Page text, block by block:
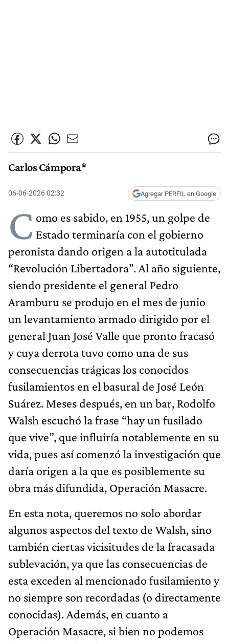
Carlos Cámpora*
06-06-2026 02:32 Agregar PERFIL en Google
C omo es sabido, en 1955, un golpe de
Estado terminaría con el gobierno
peronista dando origen a la autotitulada
“Revolución Libertadora”. Al año siguiente,
siendo presidente el general Pedro
Aramburu se produjo en el mes de junio
un levantamiento armado dirigido por el
general Juan José Valle que pronto fracasó
y cuya derrota tuvo como una de sus
consecuencias trágicas los conocidos
fusilamientos en el basural de José León
Suárez. Meses después, en un bar, Rodolfo
Walsh escuchó la frase “hay un fusilado
que vive”, que influiría notablemente en su
vida, pues así comenzó la investigación que
daría origen a la que es posiblemente su
obra más difundida, Operación Masacre.
En esta nota, queremos no solo abordar
algunos aspectos del texto de Walsh, sino
también ciertas vicisitudes de la fracasada
sublevación, ya que las consecuencias de
esta exceden al mencionado fusilamiento y
no siempre son recordadas (o directamente
conocidas). Además, en cuanto a
Operación Masacre, si bien no podemos